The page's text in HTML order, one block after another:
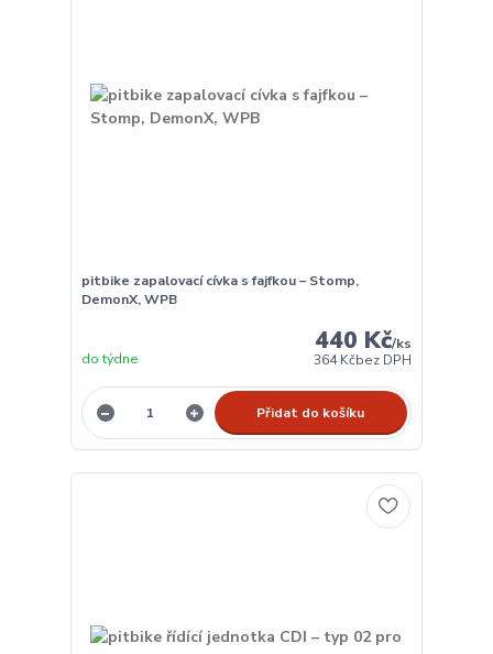
pitbike zapalovací cívka s fajfkou – Stomp,
DemonX, WPB
440 Kč/ks
364 Kčbez DPH
do týdne
Přidat do košíku